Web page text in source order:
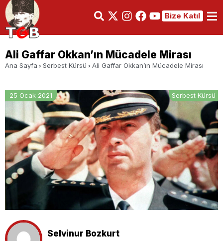
Bize Katıl
Ali Gaffar Okkan’ın Mücadele Mirası
Ana Sayfa Serbest Kürsü Ali Gaffar Okkan’ın Mücadele Mirası
25 Ocak 2021 Serbest Kürsü
Selvinur Bozkurt